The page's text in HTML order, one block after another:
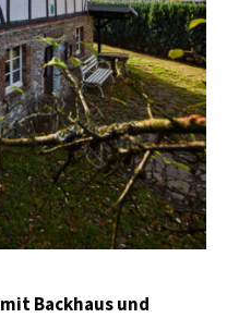
mit Backhaus und